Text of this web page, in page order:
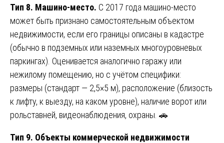
Тип 8. Машино-место. С 2017 года машино-место
может быть признано самостоятельным объектом
недвижимости, если его границы описаны в кадастре
(обычно в подземных или наземных многоуровневых
паркингах). Оценивается аналогично гаражу или
нежилому помещению, но с учётом специфики:
размеры (стандарт — 2,5×5 м), расположение (близость
к лифту, к выезду, на каком уровне), наличие ворот или
рольставней, видеонаблюдения, охраны. 🚗
Тип 9. Объекты коммерческой недвижимости